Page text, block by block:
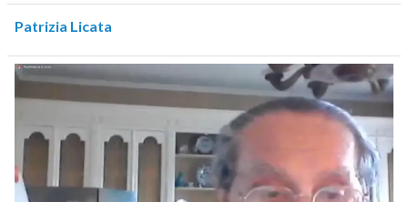
Patrizia Licata